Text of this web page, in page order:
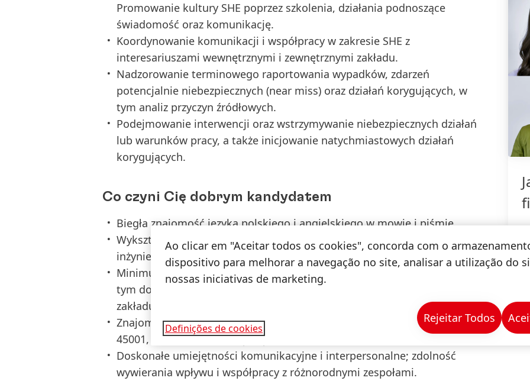
Promowanie kultury SHE poprzez szkolenia, działania podnoszące
świadomość oraz komunikację.
Koordynowanie komunikacji i współpracy w zakresie SHE z
interesariuszami wewnętrznymi i zewnętrznymi zakładu.
Nadzorowanie terminowego raportowania wypadków, zdarzeń
potencjalnie niebezpiecznych (near miss) oraz działań korygujących, w
tym analiz przyczyn źródłowych.
Podejmowanie interwencji oraz wstrzymywanie niebezpiecznych działań
lub warunków pracy, a także inicjowanie natychmiastowych działań
korygujących.
Co czyni Cię dobrym kandydatem
Biegła znajomość języka polskiego i angielskiego w mowie i piśmie.
Wykształcenie wyższe (licencjackie lub magisterskie) w zakresie BHP,
inżynierii lub pokrewnej dziedziny.
Minimum 3–5 lat doświadczenia w obszarze SHE oraz operacyjnym, w
tym doświadczenie na stanowisku menedżera SHE na poziomie
zakładu; preferowane doświadczenie w środowisku produkcyjnym.
Znajomość systemów raportowania, przepisów i norm BHP – w tym ISO
45001, OSHA oraz obowiązujących regulacji prawnych w Polsce.
Doskonałe umiejętności komunikacyjne i interpersonalne; zdolność
wywierania wpływu i współpracy z różnorodnymi zespołami.
Ao clicar em "Aceitar todos os cookies", concorda com o
dispositivo para melhorar a navegação no site, analisar a utilização do
nossas iniciativas de marketing.
Definições de cookies
Rejeitar Todos